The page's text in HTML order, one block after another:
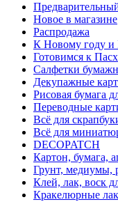
Новое в магазине
Распродажа
К Новому году и
Готовимся к
Салфетки
Декупажные
Рисовая бумага
Переводные
Всё для
Всё для
DECOPATCH
Картон, бумага,
Грунт, медиумы,
Клей, лак, воск
Кракелюрные